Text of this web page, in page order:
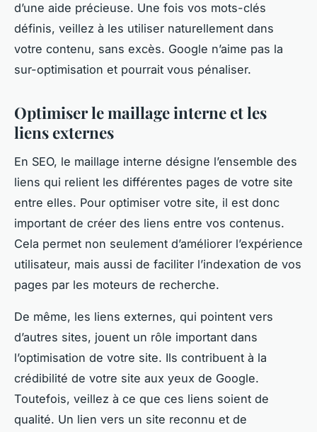
d’une aide précieuse. Une fois vos mots-clés
définis, veillez à les utiliser naturellement dans
votre contenu, sans excès. Google n’aime pas la
sur-optimisation et pourrait vous pénaliser.
Optimiser le maillage interne et les
liens externes
En SEO, le maillage interne désigne l’ensemble des
liens qui relient les différentes pages de votre site
entre elles. Pour optimiser votre site, il est donc
important de créer des liens entre vos contenus.
Cela permet non seulement d’améliorer l’expérience
utilisateur, mais aussi de faciliter l’indexation de vos
pages par les moteurs de recherche.
De même, les liens externes, qui pointent vers
d’autres sites, jouent un rôle important dans
l’optimisation de votre site. Ils contribuent à la
crédibilité de votre site aux yeux de Google.
Toutefois, veillez à ce que ces liens soient de
qualité. Un lien vers un site reconnu et de